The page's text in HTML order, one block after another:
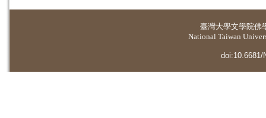
臺灣大學文學院佛
National Taiwan
doi:10.6681/